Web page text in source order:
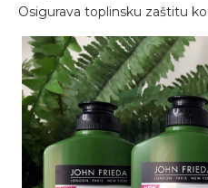
Osigurava toplinsku zaštitu